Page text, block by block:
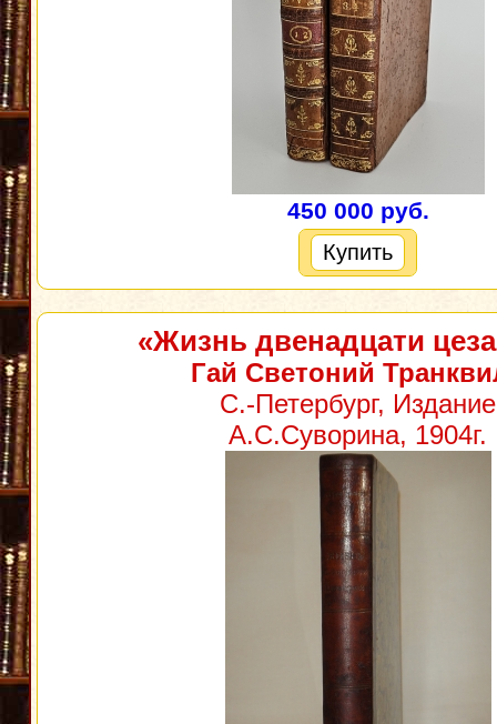
450 000 руб.
Купить
«Жизнь двенадцати
Гай Светоний
С.-Петербург, Издание
А.С.Суворина, 1904г.